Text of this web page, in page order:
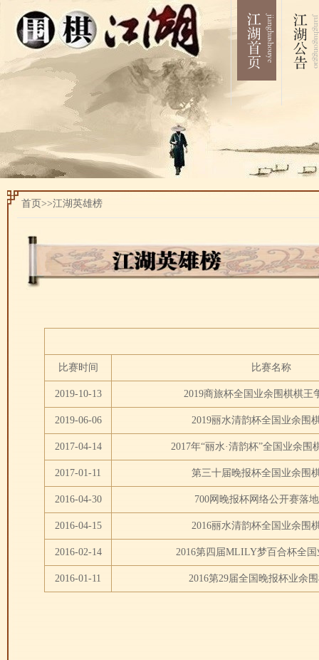
首页>>江湖英雄榜
比赛时间 比赛名称
2019-10-13 2019商旅杯全国业余围棋棋王
2019-06-06 2019丽水清韵杯全国业余围
2017-04-14 2017年“丽水·清韵杯”全国业余围
2017-01-11 第三十届晚报杯全国业余围
2016-04-30 700网晚报杯网络公开赛落
2016-04-15 2016丽水清韵杯全国业余围
2016-02-14 2016第四届MLILY梦百合杯全
2016-01-11 2016第29届全国晚报杯业余